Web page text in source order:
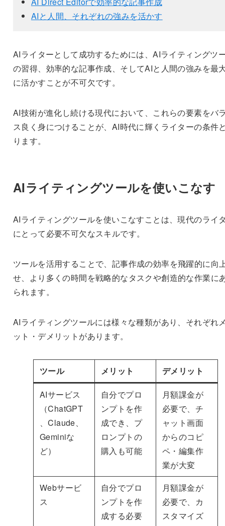
AIと人間、それぞれの強みを活かす
AIライターとして成功するためには、AIライティングツ
の習得、効率的な記事作成、そしてAIと人間の強みを最
に活かすことが不可欠です。
AI技術が進化し続ける現代において、これらの要素をバ
ス良く身につけることが、AI時代に輝くライターの条件
ります。
AIライティングツールを使いこなす
AIライティングツールを使いこなすことは、現代のライ
にとって必要不可欠なスキルです。
ツールを活用することで、記事作成の効率を飛躍的に向
せ、より多くの時間を戦略的なタスクや創造的な作業に
られます。
AIライティングツールには様々な種類があり、それぞれ
ット・デメリットがあります。
ツール メリット デメリット
AIサービス
（ChatGPT
、Claude、
Geminiな
ど）
自分でプロ
ンプトを作
成でき、プ
ロンプトの
購入も可能
月額課金が
必要で、チ
ャット画面
からのコピ
ペ・編集作
業が大変
Webサービ
ス
自分でプロ
ンプトを作
成する必要
月額課金が
必要で、カ
スタマイズ